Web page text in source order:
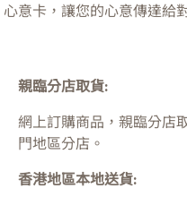
心意卡，讓您的心意傳達給
親臨分店取貨:
網上訂購商品，親臨分店
門地區分店。
香港地區本地送貨: